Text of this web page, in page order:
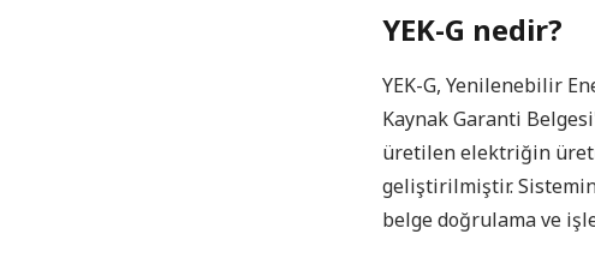
YEK-G nedir?
YEK-G, Yenilenebilir
Kaynak Garanti
üretilen elektriğin
geliştirilmiştir.
belge doğrulama ve